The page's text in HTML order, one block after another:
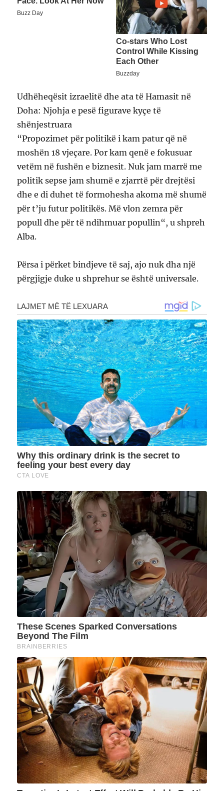
Udhëheqësit izraelitë dhe ata të Hamasit në
Doha: Njohja e pesë figurave kyçe të
shënjestruara
“Propozimet për politikë i kam patur që në
moshën 18 vjeçare. Por kam qenë e fokusuar
vetëm në fushën e biznesit. Nuk jam marrë me
politik sepse jam shumë e zjarrtë për drejtësi
dhe e di duhet të formohesha akoma më shumë
për t’ju futur politikës. Më vlon zemra për
popull dhe për të ndihmuar popullin“, u shpreh
Alba.
Përsa i përket bindjeve të saj, ajo nuk dha një
përgjigje duke u shprehur se është universale.